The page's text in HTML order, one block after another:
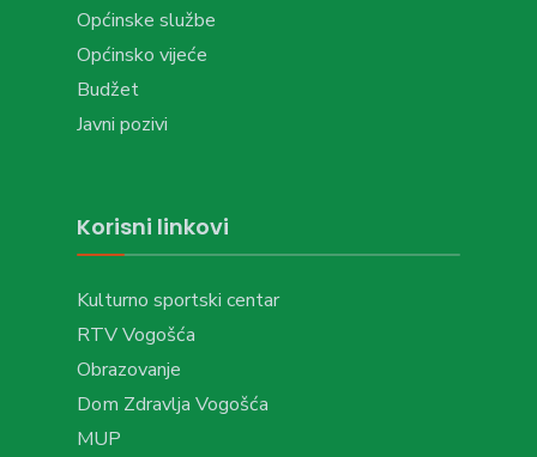
Općinske službe
Općinsko vijeće
Budžet
Javni pozivi
Korisni linkovi
Kulturno sportski centar
RTV Vogošća
Obrazovanje
Dom Zdravlja Vogošća
MUP